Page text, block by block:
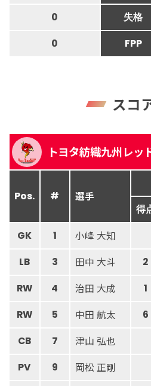
0 失格
0 FPP
スコ
トヨタ紡織九州レッ
Pos. # 選手
得
GK 1 小峰 大知
LB 3 田中 大斗 2
RW 4 治田 大成 1
RW 5 中田 航太 6
CB 7 津山 弘也
PV 9 岡松 正剛